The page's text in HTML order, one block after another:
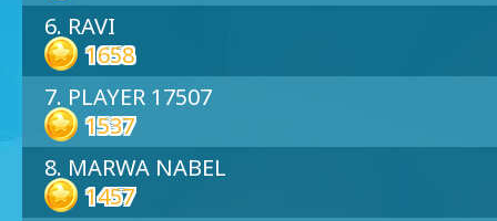
6. RAVI
1658
7. PLAYER 17507
1537
8. MARWA NABEL
1457